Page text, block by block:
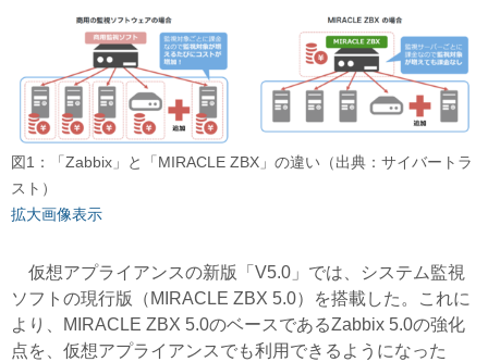
図1：「Zabbix」と「MIRACLE ZBX」の違い（出典：サイバートラ
スト）
拡大画像表示
仮想アプライアンスの新版「V5.0」では、システム監視
ソフトの現行版（MIRACLE ZBX 5.0）を搭載した。これに
より、MIRACLE ZBX 5.0のベースであるZabbix 5.0の強化
点を、仮想アプライアンスでも利用できるようになった